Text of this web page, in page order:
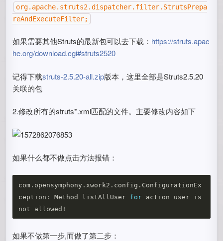
org.apache.struts2.dispatcher.filter.StrutsPrepa
reAndExecuteFilter;
如果需要其他Struts的最新包可以去下载： https://struts.apac
he.org/download.cgi#struts2520
记得下载struts-2.5.20-all.zip版本，这里全部是Struts2.5.20
关联的包
2.修改所有的struts*.xml匹配的文件。主要修改内容如下
如果什么都不做点击方法报错：
com.opensymphony.xwork2.config.ConfigurationEx
ception: Method listAllUser for action user is
如果不做第一步,而做了第二步：